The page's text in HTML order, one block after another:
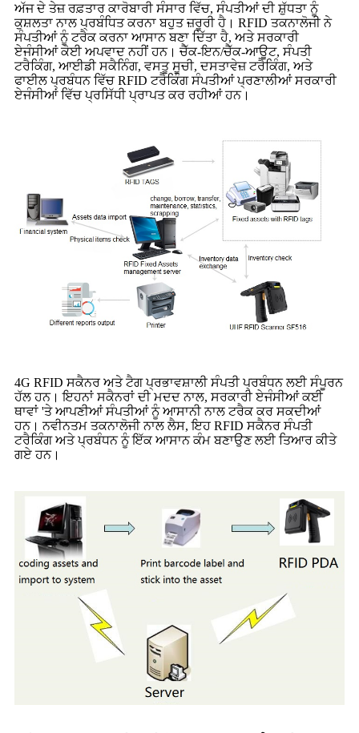
ਅੱਜ ਦੇ ਤੇਜ਼ ਰਫ਼ਤਾਰ ਕਾਰੋਬਾਰੀ ਸੰਸਾਰ ਵਿੱਚ, ਸੰਪਤੀਆਂ ਦੀ ਸ਼ੁੱਧਤਾ ਨੂੰ
ਕੁਸ਼ਲਤਾ ਨਾਲ ਪ੍ਰਬੰਧਿਤ ਕਰਨਾ ਬਹੁਤ ਜ਼ਰੂਰੀ ਹੈ। RFID ਤਕਨਾਲੋਜੀ ਨੇ
ਸੰਪਤੀਆਂ ਨੂੰ ਟਰੈਕ ਕਰਨਾ ਆਸਾਨ ਬਣਾ ਦਿੱਤਾ ਹੈ, ਅਤੇ ਸਰਕਾਰੀ
ਏਜੰਸੀਆਂ ਕੋਈ ਅਪਵਾਦ ਨਹੀਂ ਹਨ। ਚੈੱਕ-ਇਨ/ਚੈੱਕ-ਆਊਟ, ਸੰਪਤੀ
ਟਰੈਕਿੰਗ, ਆਈਡੀ ਸਕੈਨਿੰਗ, ਵਸਤੂ ਸੂਚੀ, ਦਸਤਾਵੇਜ਼ ਟਰੈਕਿੰਗ, ਅਤੇ
ਫਾਈਲ ਪ੍ਰਬੰਧਨ ਵਿੱਚ RFID ਟਰੈਕਿੰਗ ਸੰਪਤੀਆਂ ਪ੍ਰਣਾਲੀਆਂ ਸਰਕਾਰੀ
ਏਜੰਸੀਆਂ ਵਿੱਚ ਪ੍ਰਸਿੱਧੀ ਪ੍ਰਾਪਤ ਕਰ ਰਹੀਆਂ ਹਨ।
4G RFID ਸਕੈਨਰ ਅਤੇ ਟੈਗ ਪ੍ਰਭਾਵਸ਼ਾਲੀ ਸੰਪਤੀ ਪ੍ਰਬੰਧਨ ਲਈ ਸੰਪੂਰਨ
ਹੱਲ ਹਨ। ਇਹਨਾਂ ਸਕੈਨਰਾਂ ਦੀ ਮਦਦ ਨਾਲ, ਸਰਕਾਰੀ ਏਜੰਸੀਆਂ ਕਈ
ਥਾਵਾਂ 'ਤੇ ਆਪਣੀਆਂ ਸੰਪਤੀਆਂ ਨੂੰ ਆਸਾਨੀ ਨਾਲ ਟਰੈਕ ਕਰ ਸਕਦੀਆਂ
ਹਨ। ਨਵੀਨਤਮ ਤਕਨਾਲੋਜੀ ਨਾਲ ਲੈਸ, ਇਹ RFID ਸਕੈਨਰ ਸੰਪਤੀ
ਟਰੈਕਿੰਗ ਅਤੇ ਪ੍ਰਬੰਧਨ ਨੂੰ ਇੱਕ ਆਸਾਨ ਕੰਮ ਬਣਾਉਣ ਲਈ ਤਿਆਰ ਕੀਤੇ
ਗਏ ਹਨ।